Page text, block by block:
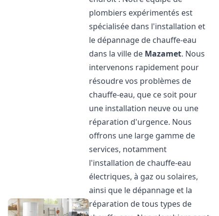
plombiers expérimentés est
spécialisée dans l'installation et
le dépannage de chauffe-eau
dans la ville de Mazamet. Nous
intervenons rapidement pour
résoudre vos problèmes de
chauffe-eau, que ce soit pour
une installation neuve ou une
réparation d'urgence. Nous
offrons une large gamme de
services, notamment
l'installation de chauffe-eau
électriques, à gaz ou solaires,
ainsi que le dépannage et la
réparation de tous types de